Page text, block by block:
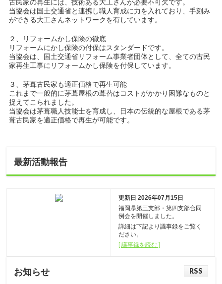
古民家の再生には、技術ある大工さんが必要不可欠です。
当協会は国土交通省と連携し職人育成に力を入れており、手刻み
ができる大工さんネットワークを有しています。
２、リフォームかし保険の徹底
リフォームにかし保険の付保はスタンダードです。
当協会は、国土交通省リフォーム事業者団体として、全ての古民
家再生工事にリフォームかし保険を付保しています。
３、茅葺古民家も適正価格で再生可能
これまで一般的に茅葺屋根の葺替はコストがかかり困難なものと
捉えてこられました。
当協会は茅葺職人技能士を育成し、日本の伝統的な屋根である茅
葺古民家を適正価格で再生が可能です。
最新活動報告
更新日 2026年07月15日
福岡県第三支部・第四支部合同
例会を開催しました。
詳細は下記より議事録をご覧く
ださい。
[ 議事録を読む ]
お知らせ RSS